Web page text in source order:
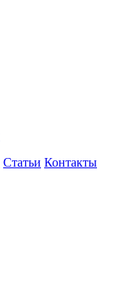
Статьи Контакты